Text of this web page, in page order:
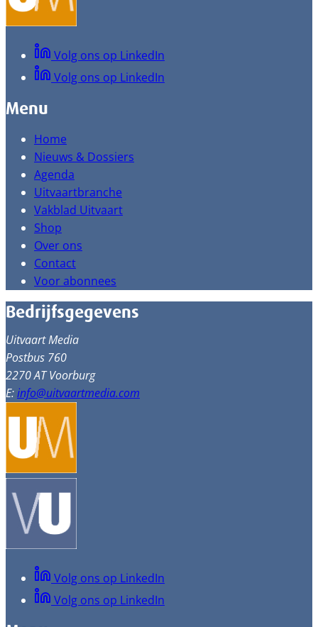
Volg ons op LinkedIn
Volg ons op LinkedIn
Menu
Home
Nieuws & Dossiers
Agenda
Uitvaartbranche
Vakblad Uitvaart
Shop
Over ons
Contact
Voor abonnees
Bedrijfsgegevens
Uitvaart Media
Postbus 760
2270 AT Voorburg
E:info@uitvaartmedia.com
Volg ons op LinkedIn
Volg ons op LinkedIn